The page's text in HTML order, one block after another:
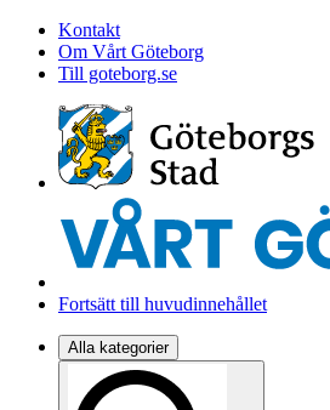
Kontakt
Om Vårt Göteborg
Till goteborg.se
Fortsätt till huvudinnehållet
Alla kategorier